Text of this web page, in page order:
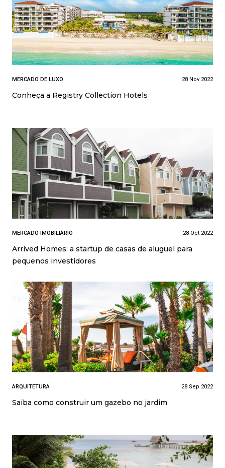
MERCADO DE LUXO 28 Nov 2022
Conheça a Registry Collection Hotels
MERCADO IMOBILIÁRIO 28 Oct 2022
Arrived Homes: a startup de casas de aluguel para
pequenos investidores
ARQUITETURA 28 Sep 2022
Saiba como construir um gazebo no jardim